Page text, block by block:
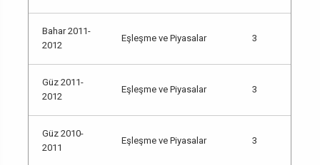
Bahar 2011-
2012
Eşleşme ve Piyasalar 3
Güz 2011-
2012
Eşleşme ve Piyasalar 3
Güz 2010-
2011
Eşleşme ve Piyasalar 3